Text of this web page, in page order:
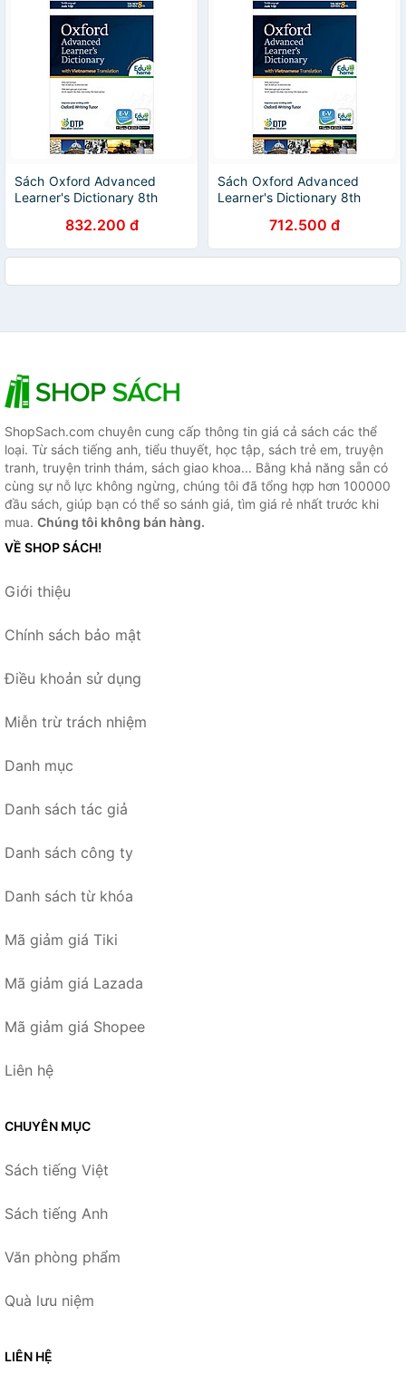
Sách Oxford Advanced
Learner's Dictionary 8th
Translation) and CD - ROM
(Hardback)
832.200 đ
Sách Oxford Advanced
Learner's Dictionary 8th
Translation) and CD - ROM
(Paperback)
712.500 đ
ShopSach.com chuyên cung cấp thông tin giá cả sách các thể
loại. Từ sách tiếng anh, tiểu thuyết, học tập, sách trẻ em, truyện
tranh, truyện trinh thám, sách giao khoa... Bằng khả năng sẵn có
cùng sự nỗ lực không ngừng, chúng tôi đã tổng hợp hơn 100000
đầu sách, giúp bạn có thể so sánh giá, tìm giá rẻ nhất trước khi
mua. Chúng tôi không bán hàng.
VỀ SHOP SÁCH!
Giới thiệu
Chính sách bảo mật
Điều khoản sử dụng
Miễn trừ trách nhiệm
Danh mục
Danh sách tác giả
Danh sách công ty
Danh sách từ khóa
Mã giảm giá Tiki
Mã giảm giá Lazada
Mã giảm giá Shopee
Liên hệ
CHUYÊN MỤC
Sách tiếng Việt
Sách tiếng Anh
Văn phòng phẩm
Quà lưu niệm
LIÊN HỆ